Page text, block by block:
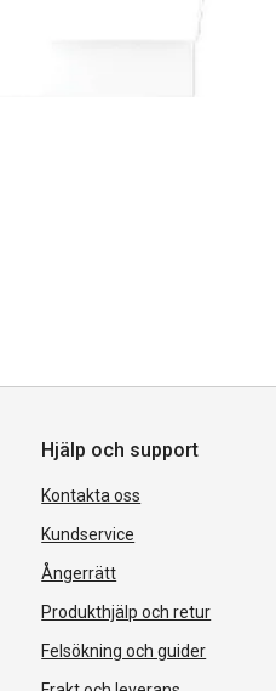
Hjälp och support
Kontakta oss
Kundservice
Ångerrätt
Produkthjälp och retur
Felsökning och guider